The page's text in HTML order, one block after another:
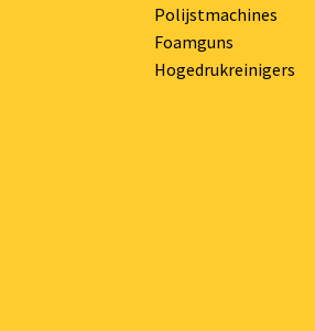
Polijstmachines
Foamguns
Hogedrukreinigers